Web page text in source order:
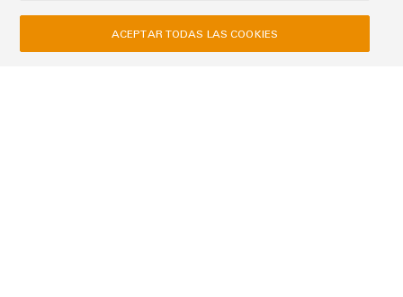
ACEPTAR TODAS LAS COOKIES